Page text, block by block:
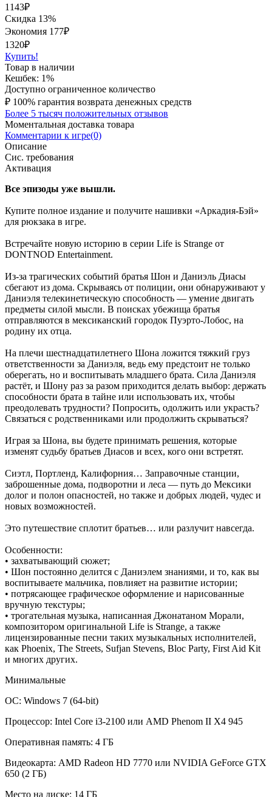
1143₽
Скидка 13%
Экономия 177₽
1320₽
Купить!
Товар в наличии
Кешбек: 1%
Доступно ограниченное количество
₽ 100% гарантия возврата денежных средств
Более 5 тысяч положительных отзывов
Моментальная доставка товара
Комментарии к игре(0)
Описание
Сис. требования
Активация
Все эпизоды уже вышли.
Купите полное издание и получите нашивки «Аркадия-Бэй»
для рюкзака в игре.
Встречайте новую историю в серии Life is Strange от
DONTNOD Entertainment.
Из-за трагических событий братья Шон и Даниэль Диасы
сбегают из дома. Скрываясь от полиции, они обнаруживают у
Даниэля телекинетическую способность — умение двигать
предметы силой мысли. В поисках убежища братья
отправляются в мексиканский городок Пуэрто-Лобос, на
родину их отца.
На плечи шестнадцатилетнего Шона ложится тяжкий груз
ответственности за Даниэля, ведь ему предстоит не только
оберегать, но и воспитывать младшего брата. Сила Даниэля
растёт, и Шону раз за разом приходится делать выбор: держать
способности брата в тайне или использовать их, чтобы
преодолевать трудности? Попросить, одолжить или украсть?
Связаться с родственниками или продолжить скрываться?
Играя за Шона, вы будете принимать решения, которые
изменят судьбу братьев Диасов и всех, кого они встретят.
Сиэтл, Портленд, Калифорния… Заправочные станции,
заброшенные дома, подворотни и леса — путь до Мексики
долог и полон опасностей, но также и добрых людей, чудес и
новых возможностей.
Это путешествие сплотит братьев… или разлучит навсегда.
Особенности:
• захватывающий сюжет;
• Шон постоянно делится с Даниэлем знаниями, и то, как вы
воспитываете мальчика, повлияет на развитие истории;
• потрясающее графическое оформление и нарисованные
вручную текстуры;
• трогательная музыка, написанная Джонатаном Морали,
композитором оригинальной Life is Strange, а также
лицензированные песни таких музыкальных исполнителей,
как Phoenix, The Streets, Sufjan Stevens, Bloc Party, First Aid Kit
и многих других.
Минимальные
ОС: Windows 7 (64-bit)
Процессор: Intel Core i3-2100 или AMD Phenom II X4 945
Оперативная память: 4 ГБ
Видеокарта: AMD Radeon HD 7770 или NVIDIA GeForce GTX
650 (2 ГБ)
Место на диске: 14 ГБ